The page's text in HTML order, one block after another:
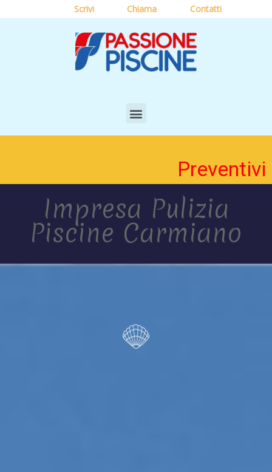
Scrivi Chiama Contatti
Preventivi
Impresa Pulizia
Piscine Carmiano